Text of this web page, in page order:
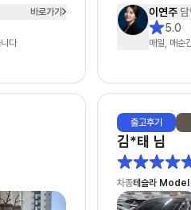
주신다는
신뢰가
다는 점이
는데 매우
바로가기
다
정말 운 좋게
고, 타사는
- 제가 렌트 경
청 드렸는데도
을 주셨습니
등)
이연주
5.0
매일, 매순
출고후기
김*태 님
차종테슬라